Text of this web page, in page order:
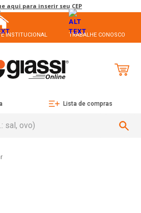
aqui para inserir seu CEP
INSTITUCIONAL TRABALHE CONOSCO
Lista de compras